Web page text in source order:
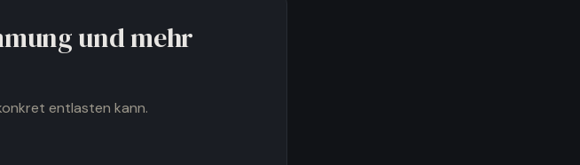
und mehr
entlasten kann.